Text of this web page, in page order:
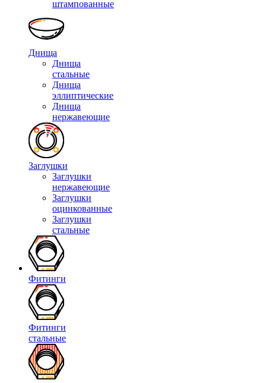
штампованные
Днища
Днища
стальные
Днища
эллиптические
Днища
нержавеющие
Заглушки
Заглушки
нержавеющие
Заглушки
оцинкованные
Заглушки
стальные
Фитинги
Фитинги
стальные